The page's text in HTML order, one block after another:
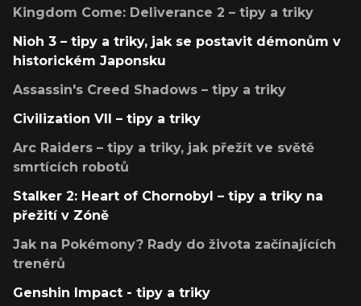
Kingdom Come: Deliverance 2 – tipy a triky
Nioh 3 – tipy a triky, jak se postavit démonům v
historickém Japonsku
Assassin's Creed Shadows – tipy a triky
Civilization VII – tipy a triky
Arc Raiders – tipy a triky, jak přežít ve světě
smrtících robotů
Stalker 2: Heart of Chornobyl – tipy a triky na
přežití v Zóně
Jak na Pokémony? Rady do života začínajících
trenérů
Genshin Impact - tipy a triky